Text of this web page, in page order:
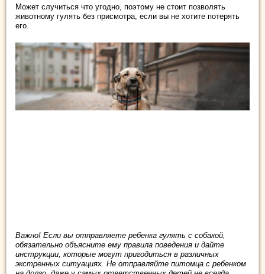
Может случиться что угодно, поэтому не стоит позволять
животному гулять без присмотра, если вы не хотите потерять
его.
Важно! Если вы отправляете ребенка гулять с собакой,
обязательно объясните ему правила поведения и дайте
инструкции, которые могут пригодиться в различных
экстренных ситуациях. Не отправляйте питомца с ребенком